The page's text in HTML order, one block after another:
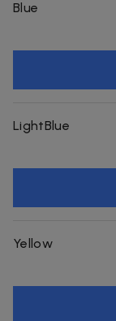
Blue
LightBlue
Yellow